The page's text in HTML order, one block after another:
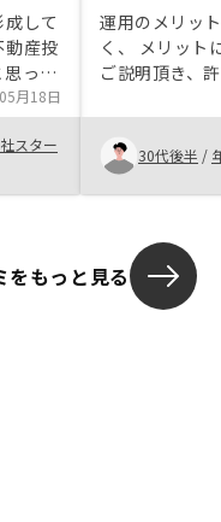
して
動産投
って
いた。
んでお
決意し
月18日
スター
運用のメリッ
く、 メリット
ご説明頂き、
必要だったの
する形で面談
明も丁寧にご
に承諾してく
30代後半 /
をもっと見る